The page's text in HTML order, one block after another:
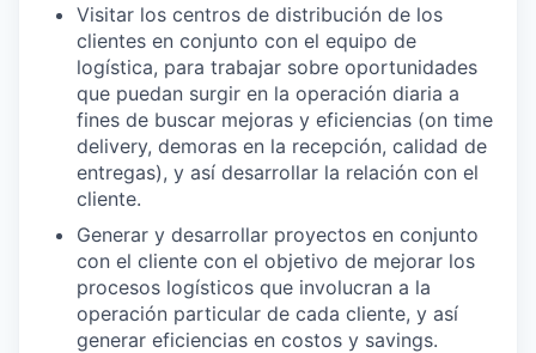
Visitar los centros de distribución de los
clientes en conjunto con el equipo de
logística, para trabajar sobre oportunidades
que puedan surgir en la operación diaria a
fines de buscar mejoras y eficiencias (on time
delivery, demoras en la recepción, calidad de
entregas), y así desarrollar la relación con el
cliente.
Generar y desarrollar proyectos en conjunto
con el cliente con el objetivo de mejorar los
procesos logísticos que involucran a la
operación particular de cada cliente, y así
generar eficiencias en costos y savings.